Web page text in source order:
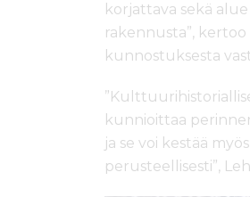
korjattava sekä
rakennusta”,
kunnostuksesta
kunnioittaa
ja se voi kestää
perusteellisesti”,